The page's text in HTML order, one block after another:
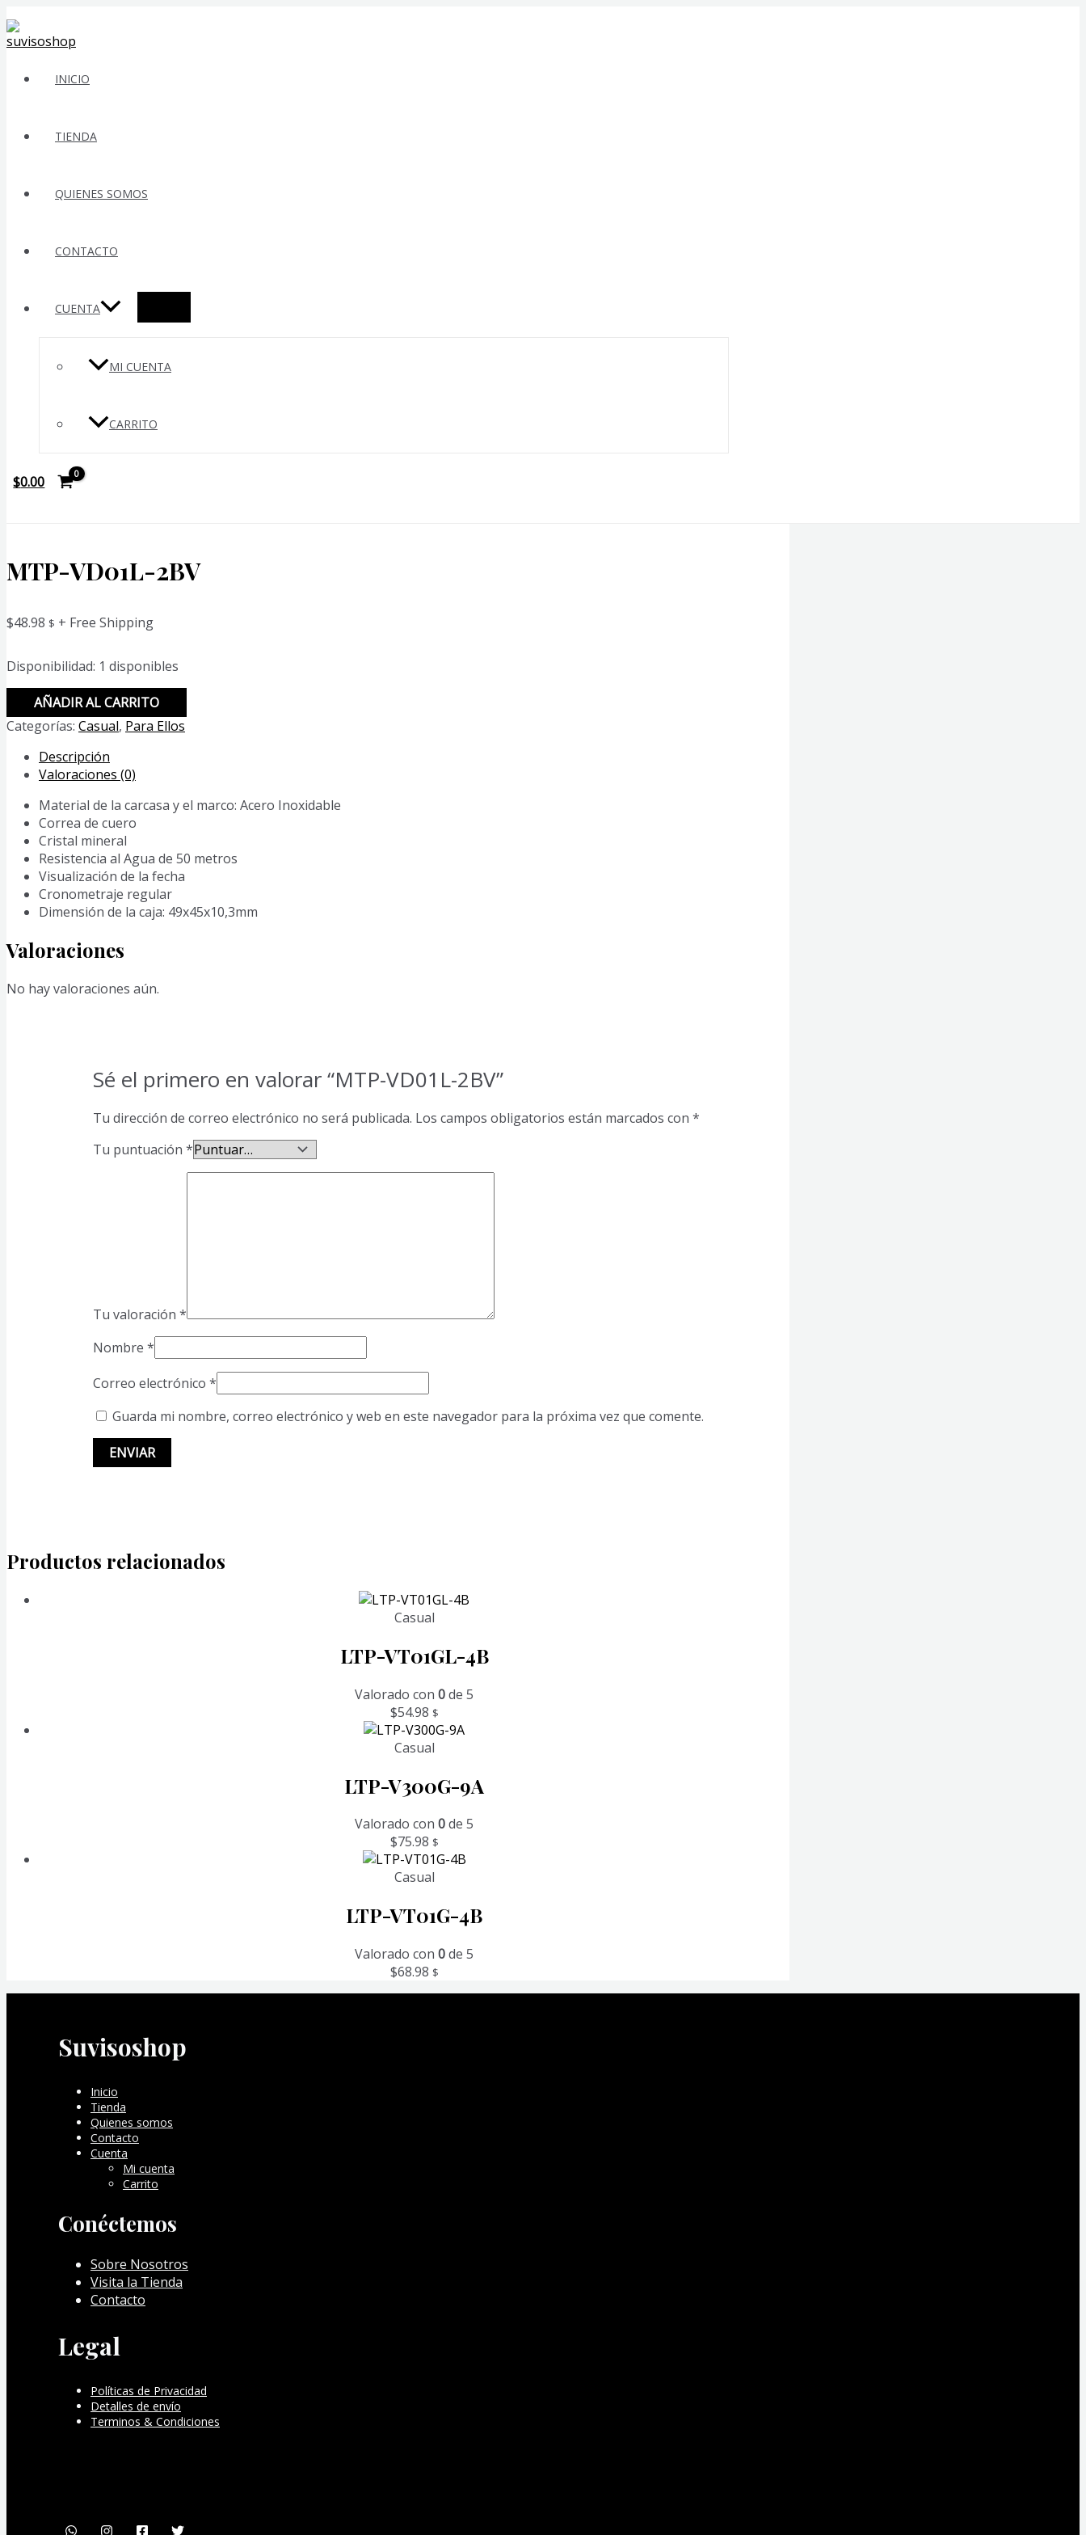
al
contenido
INICIO
TIENDA
QUIENES SOMOS
CONTACTO
CUENTA
MI CUENTA
CARRITO
$0.00
MTP-VD01L-2BV
$48.98 $ + Free Shipping
Disponibilidad: 1 disponibles
MTP-
VD01L-
2BV
cantidad
AÑADIR AL CARRITO
Categorías: Casual, Para Ellos
Descripción
Valoraciones (0)
Material de la carcasa y el marco: Acero Inoxidable
Correa de cuero
Cristal mineral
Resistencia al Agua de 50 metros
Visualización de la fecha
Cronometraje regular
Dimensión de la caja: 49x45x10,3mm
Valoraciones
No hay valoraciones aún.
Sé el primero en valorar “MTP-VD01L-2BV”
Tu dirección de correo electrónico no será publicada. Los campos obligatorios están marcados con *
Tu puntuación *
Tu valoración *
Nombre *
Correo electrónico *
Guarda mi nombre, correo electrónico y web en este navegador para la próxima vez que comente.
Productos relacionados
Casual
LTP-VT01GL-4B
Valorado con0de 5
$54.98 $
Casual
LTP-V300G-9A
Valorado con0de 5
$75.98 $
Casual
LTP-VT01G-4B
Valorado con0de 5
$68.98 $
Suvisoshop
Inicio
Tienda
Quienes somos
Contacto
Cuenta
Mi cuenta
Carrito
Conéctemos
Sobre Nosotros
Visita la Tienda
Contacto
Legal
Políticas de Privacidad
Detalles de envío
Terminos & Condiciones